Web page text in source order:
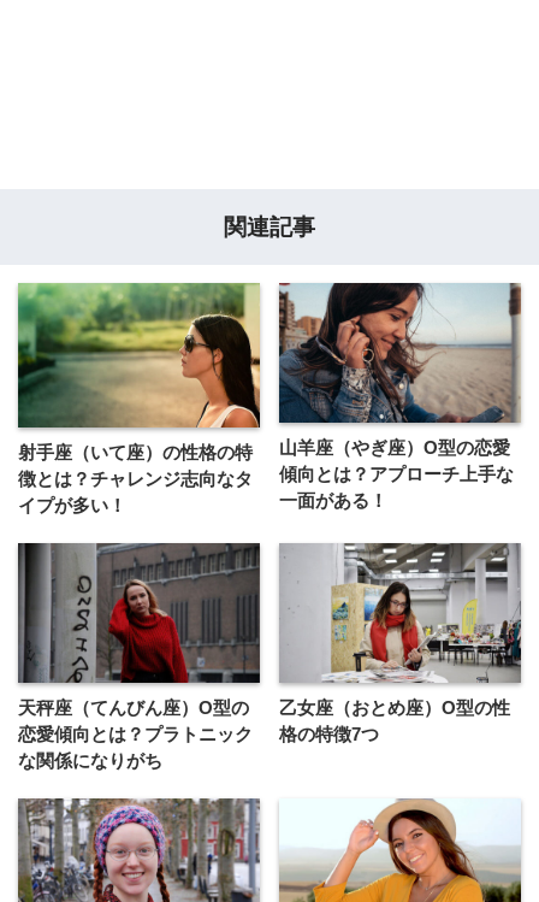
関連記事
射手座（いて座）の性格の特
徴とは？チャレンジ志向なタ
イプが多い！
山羊座（やぎ座）O型の恋愛
傾向とは？アプローチ上手な
一面がある！
天秤座（てんびん座）O型の
恋愛傾向とは？プラトニック
な関係になりがち
乙女座（おとめ座）O型の性
格の特徴7つ